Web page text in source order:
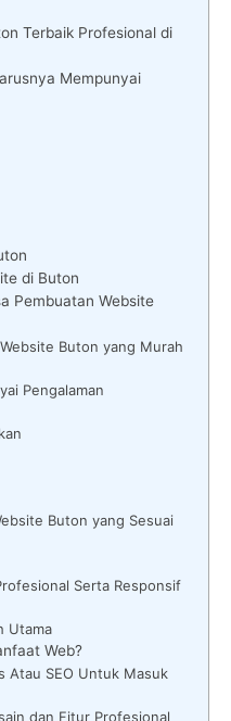
Terbaik Profesional di
Mempunyai
di Buton
Pembuatan Website
Buton yang Murah
Pengalaman
Buton yang Sesuai
Serta Responsif
Utama
Web?
Atau SEO Untuk Masuk
dan Fitur Profesional